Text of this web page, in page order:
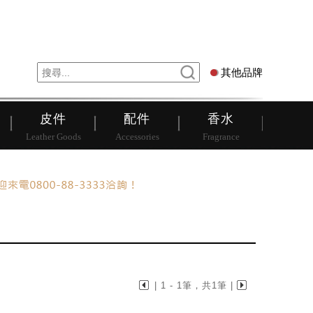
其他品牌
皮件
Leather Goods
配件
Accessories
香水
Fragrance
| 1 - 1筆，共1筆 |